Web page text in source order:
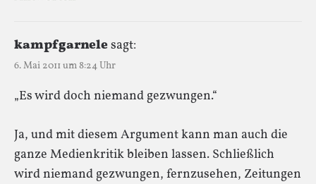
kampfgarnelesagt:
6. Mai 2011 um 8:24 Uhr
„Es wird doch niemand gezwungen.“
Ja, und mit diesem Argument kann man auch die
ganze Medienkritik bleiben lassen. Schließlich
wird niemand gezwungen, fernzusehen, Zeitungen